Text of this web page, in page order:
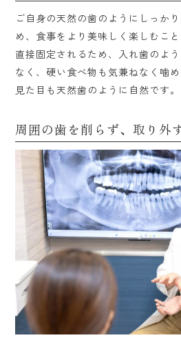
ご自身の天然の歯のようにしっか
め、食事をより美味しく楽しむこ
直接固定されるため、入れ歯のよ
なく、硬い食べ物も気兼ねなく噛
見た目も天然歯のように自然です。
周囲の歯を削らず、取り外